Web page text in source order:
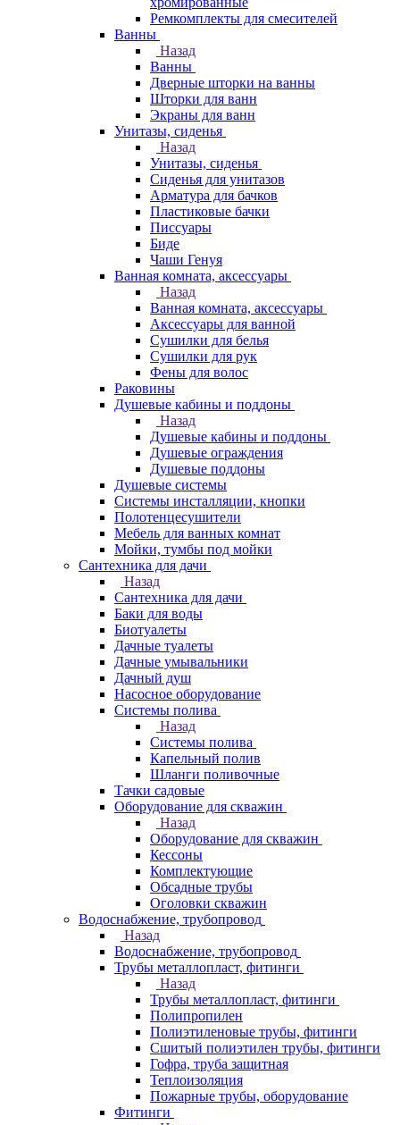
Ремкомплекты для смесителей
Ванны
Назад
Ванны
Дверные шторки на ванны
Шторки для ванн
Экраны для ванн
Унитазы, сиденья
Назад
Унитазы, сиденья
Сиденья для унитазов
Арматура для бачков
Пластиковые бачки
Писсуары
Биде
Чаши Генуя
Ванная комната, аксессуары
Назад
Ванная комната, аксессуары
Аксессуары для ванной
Сушилки для белья
Сушилки для рук
Фены для волос
Раковины
Душевые кабины и поддоны
Назад
Душевые кабины и поддоны
Душевые ограждения
Душевые поддоны
Душевые системы
Системы инсталляции, кнопки
Полотенцесушители
Мебель для ванных комнат
Мойки, тумбы под мойки
Сантехника для дачи
Назад
Сантехника для дачи
Баки для воды
Биотуалеты
Дачные туалеты
Дачные умывальники
Дачный душ
Насосное оборудование
Системы полива
Назад
Системы полива
Капельный полив
Шланги поливочные
Тачки садовые
Оборудование для скважин
Назад
Оборудование для скважин
Кессоны
Комплектующие
Обсадные трубы
Оголовки скважин
Водоснабжение, трубопровод
Назад
Водоснабжение, трубопровод
Трубы металлопласт, фитинги
Назад
Трубы металлопласт, фитинги
Полипропилен
Полиэтиленовые трубы, фитинги
Сшитый полиэтилен трубы, фитинги
Гофра, труба защитная
Теплоизоляция
Пожарные трубы, оборудование
Фитинги